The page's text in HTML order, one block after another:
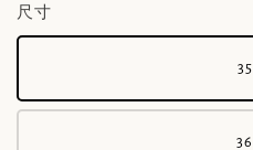
尺寸
35
36